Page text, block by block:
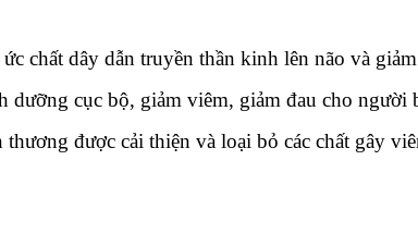
chất dây dẫn truyền thần kinh lên não và
dưỡng cục bộ, giảm viêm, giảm đau cho người
được cải thiện và loại bỏ các chất gây